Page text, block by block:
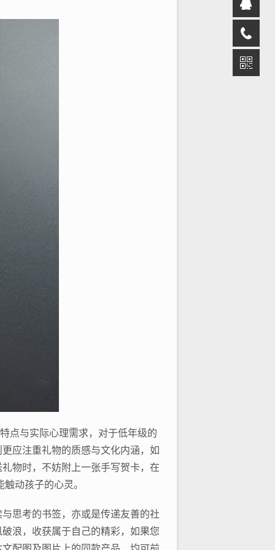
点与实际心理需求，对于低年级的
应注重礼物的质感与文化内涵，如
物时，不妨附上一张手写贺卡，在
动孩子的心灵。
思考的书签，亦或是传递友善的社
浪，收获属于自己的精彩，如果您